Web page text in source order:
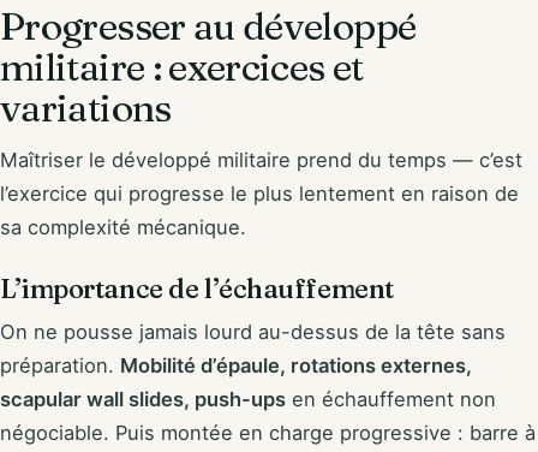
Progresser au développé
militaire : exercices et
variations
Maîtriser le développé militaire prend du temps — c’est
l’exercice qui progresse le plus lentement en raison de
sa complexité mécanique.
L’importance de l’échauffement
On ne pousse jamais lourd au-dessus de la tête sans
préparation. Mobilité d’épaule, rotations externes,
scapular wall slides, push-ups en échauffement non
négociable. Puis montée en charge progressive : barre à